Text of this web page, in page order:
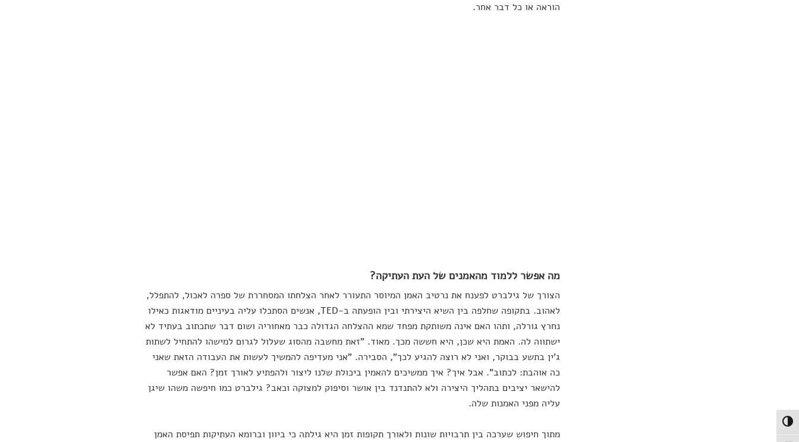
הפעל/כבה ניגודיות גבוהה
הוראה או כל דבר אחר.
מה אפשר ללמוד מהאמנים של העת העתיקה?
הצורך של גילברט לפענח את נרטיב האמן המיוסר התעורר לאחר הצלחתו המסחררת של ספרה לאכול, להתפלל,
לאהוב. בתקופה שחלפה בין השיא היצירתי ובין הופעתה ב-TED, אנשים הסתכלו עליה בעיניים מודאגות כאילו
נחרץ גורלה, ותהו האם אינה משותקת מפחד שמא ההצלחה הגדולה כבר מאחוריה ושום דבר שתכתוב בעתיד לא
ישתווה לה. האמת היא שכן, היא חששה מכך. מאוד. "זאת מחשבה מהסוג שעלול לגרום למישהו להתחיל לשתות
ג'ין בתשע בבוקר, ואני לא רוצה להגיע לכך", הסבירה. "אני מעדיפה להמשיך לעשות את העבודה הזאת שאני
כה אוהבת: לכתוב". אבל איך? איך ממשיכים להאמין ביכולת שלנו ליצור ולהפתיע לאורך זמן? האם אפשר
להישאר יציבים בתהליך היצירה ולא להתנדנד בין אושר וסיפוק למצוקה וכאב? גילברט כמו חיפשה משהו שיגן
עליה מפני האמנות שלה.
מתוך חיפוש שערכה בין תרבויות שונות ולאורך תקופות זמן היא גילתה כי ביוון וברומא העתיקות תפיסת האמן